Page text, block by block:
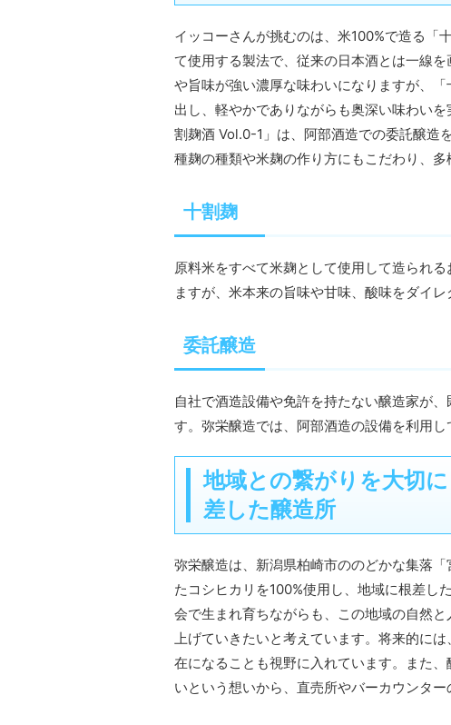
イッコーさんが挑むのは、米100%で造る「
て使用する製法で、従来の日本酒とは一線
や旨味が強い濃厚な味わいになりますが、
出し、軽やかでありながらも奥深い味わい
割麹酒 Vol.0-1」は、阿部酒造での委託醸造
種麹の種類や米麹の作り方にもこだわり、
十割麹
原料米をすべて米麹として使用して造られ
ますが、米本来の旨味や甘味、酸味をダイレ
委託醸造
自社で酒造設備や免許を持たない醸造家が
す。弥栄醸造では、阿部酒造の設備を利用し
地域との繋がりを大切
差した醸造所
弥栄醸造は、新潟県柏崎市ののどかな集落
たコシヒカリを100%使用し、地域に根差し
会で生まれ育ちながらも、この地域の自然
上げていきたいと考えています。将来的に
在になることも視野に入れています。また
いという想いから、直売所やバーカウンタ